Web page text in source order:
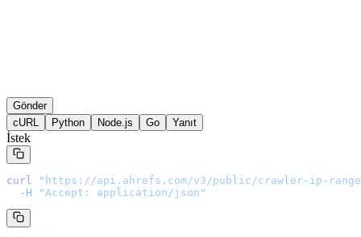
Gönder
cURL
Python Node.js Go Yanıt
İstek
curl " https://api.ahrefs.com/v3/public/crawler-ip-
  -H
"Accept: application/json"